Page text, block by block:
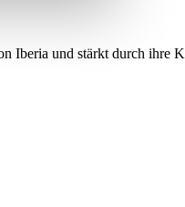
Iberia und stärkt durch ihre